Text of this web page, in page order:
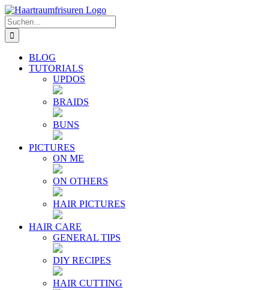
Zum
Inhalt
springen
E-
Mail
YouTube
Instagram
Facebook
Twitter
Suche
nach:
BLOG
TUTORIALS
UPDOS
BRAIDS
BUNS
PICTURES
ON ME
ON OTHERS
HAIR PICTURES
HAIR CARE
GENERAL TIPS
DIY RECIPES
HAIR CUTTING